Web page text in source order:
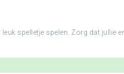
spelletje spelen. Zorg dat jullie